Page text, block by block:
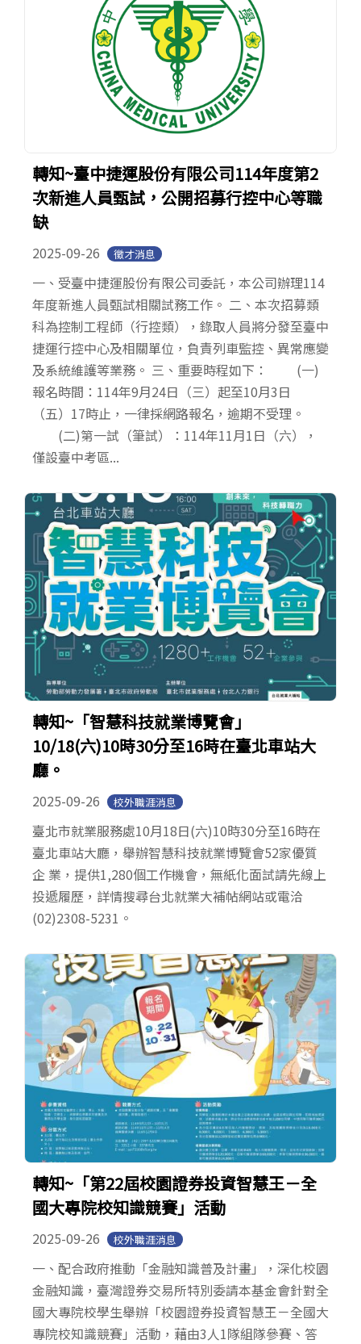
轉知~臺中捷運股份有限公司114年度第2
次新進人員甄試，公開招募行控中心等職
缺
2025-09-26 徵才消息
一、受臺中捷運股份有限公司委託，本公司辦理114
年度新進人員甄試相關試務工作。 二、本次招募類
科為控制工程師（行控類），錄取人員將分發至臺中
捷運行控中心及相關單位，負責列車監控、異常應變
及系統維護等業務。 三、重要時程如下： (一)
報名時間：114年9月24日（三）起至10月3日
（五）17時止，一律採網路報名，逾期不受理。
(二)第一試（筆試）：114年11月1日（六），
僅設臺中考區...
轉知~「智慧科技就業博覽會」
10/18(六)10時30分至16時在臺北車站大
廳。
2025-09-26 校外職涯消息
臺北市就業服務處10月18日(六)10時30分至16時在
臺北車站大廳，舉辦智慧科技就業博覽會52家優質
企 業，提供1,280個工作機會，無紙化面試請先線上
投遞履歷，詳情搜尋台北就業大補帖網站或電洽
(02)2308-5231。
轉知~「第22屆校園證券投資智慧王－全
國大專院校知識競賽」活動
2025-09-26 校外職涯消息
一、配合政府推動「金融知識普及計畫」，深化校園
金融知識，臺灣證券交易所特別委請本基金會針對全
國大專院校學生舉辦「校園證券投資智慧王－全國大
專院校知識競賽」活動，藉由3人1隊組隊參賽、答